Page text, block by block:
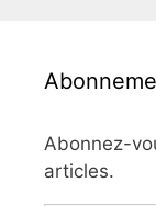
Abonnez-
articles.